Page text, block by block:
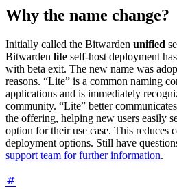
Why the name change?
Initially called the Bitwarden unified
Bitwarden lite self-host deployment
with beta exit. The new name was
reasons. “Lite” is a common naming
applications and is immediately
community. “Lite” better
the offering, helping new users easily
option for their use case. This reduces
deployment options. Still have
support team for further information.